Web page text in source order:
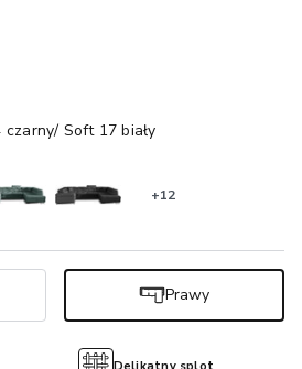
Soft 17 biały
Delikatny splot
+12
Prawy